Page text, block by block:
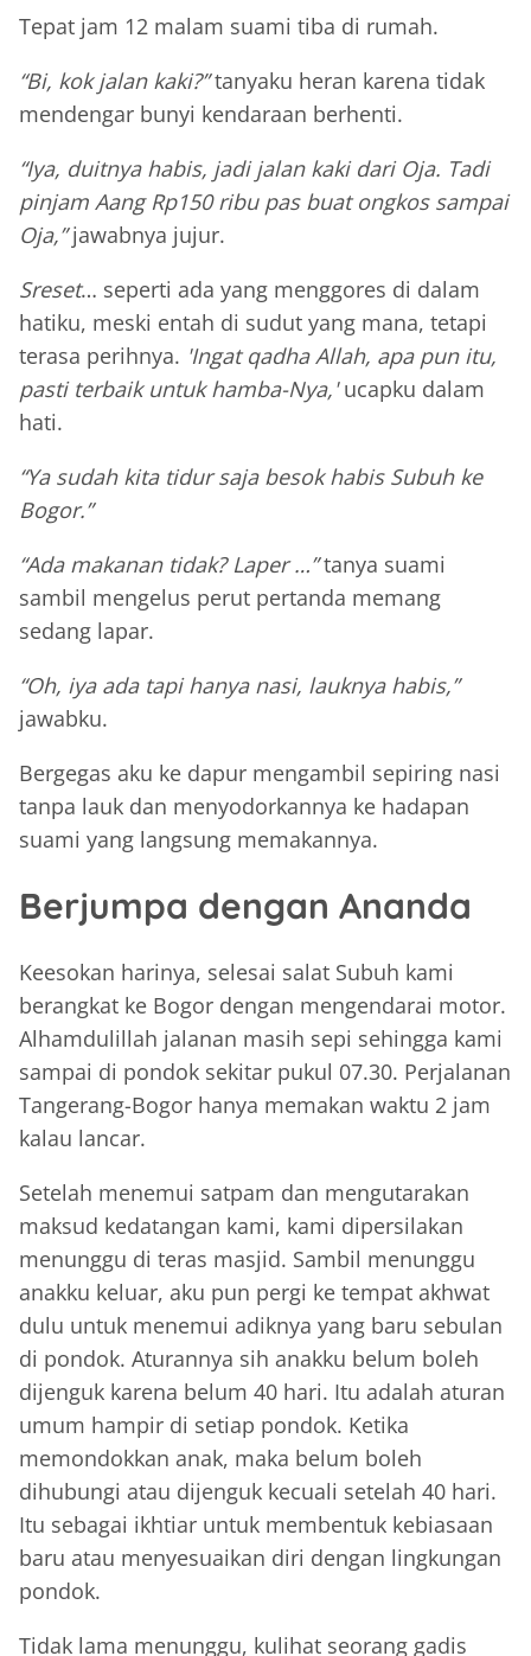
Tepat jam 12 malam suami tiba di rumah.
“Bi, kok jalan kaki?”tanyaku heran karena tidak
mendengar bunyi kendaraan berhenti.
“Iya, duitnya habis, jadi jalan kaki dari Oja. Tadi
pinjam Aang Rp150 ribu pas buat ongkos sampai
Oja,”jawabnya jujur.
Sreset… seperti ada yang menggores di dalam
hatiku, meski entah di sudut yang mana, tetapi
terasa perihnya. 'Ingat qadha Allah, apa pun itu,
pasti terbaik untuk hamba-Nya,'ucapku dalam
hati.
“Ya sudah kita tidur saja besok habis Subuh ke
Bogor.”
“Ada makanan tidak? Laper …”tanya suami
sambil mengelus perut pertanda memang
sedang lapar.
“Oh, iya ada tapi hanya nasi, lauknya habis,”
jawabku.
Bergegas aku ke dapur mengambil sepiring nasi
tanpa lauk dan menyodorkannya ke hadapan
suami yang langsung memakannya.
Berjumpa dengan Ananda
Keesokan harinya, selesai salat Subuh kami
berangkat ke Bogor dengan mengendarai motor.
Alhamdulillah jalanan masih sepi sehingga kami
sampai di pondok sekitar pukul 07.30. Perjalanan
Tangerang-Bogor hanya memakan waktu 2 jam
kalau lancar.
Setelah menemui satpam dan mengutarakan
maksud kedatangan kami, kami dipersilakan
menunggu di teras masjid. Sambil menunggu
anakku keluar, aku pun pergi ke tempat akhwat
dulu untuk menemui adiknya yang baru sebulan
di pondok. Aturannya sih anakku belum boleh
dijenguk karena belum 40 hari. Itu adalah aturan
umum hampir di setiap pondok. Ketika
memondokkan anak, maka belum boleh
dihubungi atau dijenguk kecuali setelah 40 hari.
Itu sebagai ikhtiar untuk membentuk kebiasaan
baru atau menyesuaikan diri dengan lingkungan
pondok.
Tidak lama menunggu, kulihat seorang gadis